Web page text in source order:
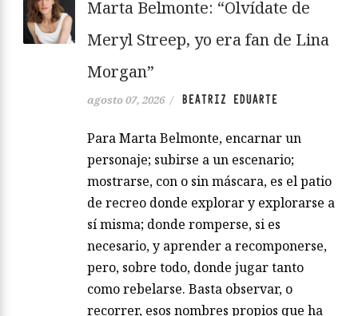
Marta Belmonte: “Olvídate de
Meryl Streep, yo era fan de Lina
Morgan”
agosto 07, 2026 / BEATRIZ EDUARTE
Para Marta Belmonte, encarnar un
personaje; subirse a un escenario;
mostrarse, con o sin máscara, es el patio
de recreo donde explorar y explorarse a
sí misma; donde romperse, si es
necesario, y aprender a recomponerse,
pero, sobre todo, donde jugar tanto
como rebelarse. Basta observar, o
recorrer, esos nombres propios que ha